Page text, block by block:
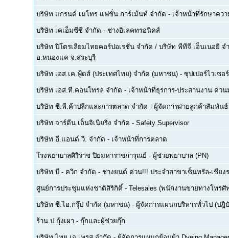
บริษัท แกรนด์ เมโทร แฟชั่น การ์เม้นท์ จำกัด - เจ้าหน้าที่รักษาคว
บริษัท เคเอ็มซีซี จำกัด - ช่างอิเลคทรอนิคส์
บริษัท ปิโตรเลียมไทยคอร์ปอเรชั่น จำกัด / บริษัท พีทีจี เอ็นเนอยี จ
อ.หนองแค จ.สระบุรี
บริษัท เอส.เค.ฟู้ดส์ (ประเทศไทย) จำกัด (มหาชน) - ซุปเปอร์ไวเซ
บริษัท เอส.ที.คอนโทรล จำกัด - เจ้าหน้าที่ธุรการ-ประสานงาน ด่วน
บริษัท ซี.พี.ค้าปลีกและการตลาด จำกัด - ผู้จัดการฝ่ายลูกค้าสัมพันธ์
บริษัท จาร์ดีน เอ็นจิเนียริ่ง จำกัด - Safety Supervisor
บริษัท อี.แอนด์ วี. จำกัด - เจ้าหน้าที่การตลาด
โรงพยาบาลศิริราช ปิยมหาราชการุณย์ - ผู้ช่วยพยาบาล (PN)
บริษัท บี - ควิก จำกัด - ช่างยนต์ ด่วน!!! ประจำสาขาเซ็นทรัล-เชียง
ศูนย์การประชุมแห่งชาติสิริกิติ์ - Telesales (พนักงานขายทางโทร
บริษัท ซี.ไอ.กรุ๊ป จำกัด (มหาชน) - ผู้จัดการแผนกบริหารทั่วไป (ปฎิ
ร้าน ป.กุ้งเผา - กุ๊กและผู้ช่วยกุ๊ก